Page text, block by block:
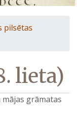
pilsētas
lieta)
grāmatas